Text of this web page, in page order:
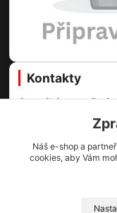
Kontakty
Centrální vysavače
Martin Voda
+420
(Po-Pá, 8-
Náš e-shop a
cookies, aby Vám